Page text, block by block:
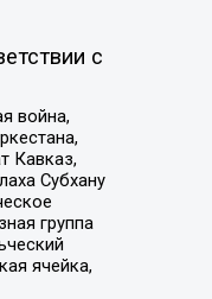
с
война,
Кавказ,
Субхану
группа
ячейка,